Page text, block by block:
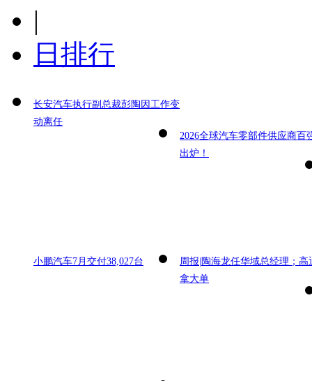
|
日排行
长安汽车执行副总裁彭陶因工作变
动离任
2026全球汽车零部件供应商百
出炉！
小鹏汽车7月交付38,027台
周报|陶海龙任华域总经理；高
拿大单